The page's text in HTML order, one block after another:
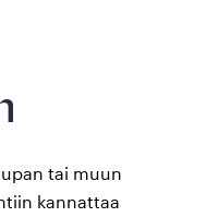
tai muun
kannattaa